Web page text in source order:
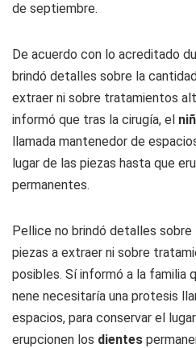
de septiembre.
De acuerdo con lo acreditado
brindó detalles sobre la
extraer ni sobre tratamientos
informó que tras la cirugía, el
llamada mantenedor de
lugar de las piezas hasta que
permanentes.
Pellice no brindó detalles
piezas a extraer ni sobre
posibles. Sí informó a la familia
nene necesitaría una protesis
espacios, para conservar el
erupcionen los dientes